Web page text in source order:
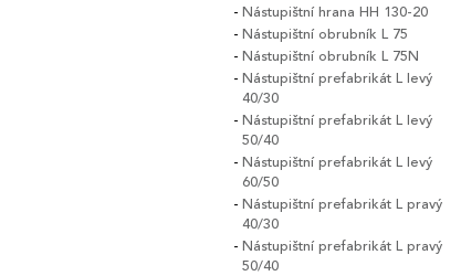
Nástupištní hrana HH 130-20
Nástupištní obrubník L 75
Nástupištní obrubník L 75N
Nástupištní prefabrikát L levý
40/30
Nástupištní prefabrikát L levý
50/40
Nástupištní prefabrikát L levý
60/50
Nástupištní prefabrikát L pravý
40/30
Nástupištní prefabrikát L pravý
50/40